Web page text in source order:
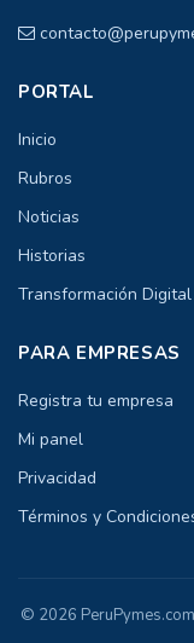
PORTAL
Inicio
Rubros
Noticias
Historias
Transformación Digital
PARA EMPRESAS
Registra tu empresa
Mi panel
Privacidad
Términos y
© 2026